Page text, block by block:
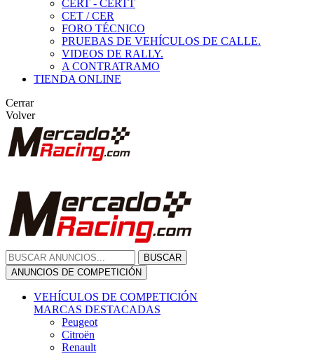
CERT - CERTT
CET / CER
FORO TÉCNICO
PRUEBAS DE VEHÍCULOS DE CALLE.
VIDEOS DE RALLY.
A CONTRATRAMO
TIENDA ONLINE
Cerrar
Volver
BUSCAR
ANUNCIOS DE COMPETICIÓN
VEHÍCULOS DE COMPETICIÓN
MARCAS DESTACADAS
Peugeot
Citroën
Renault
Bmw